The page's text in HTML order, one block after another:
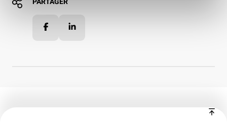
Facebook